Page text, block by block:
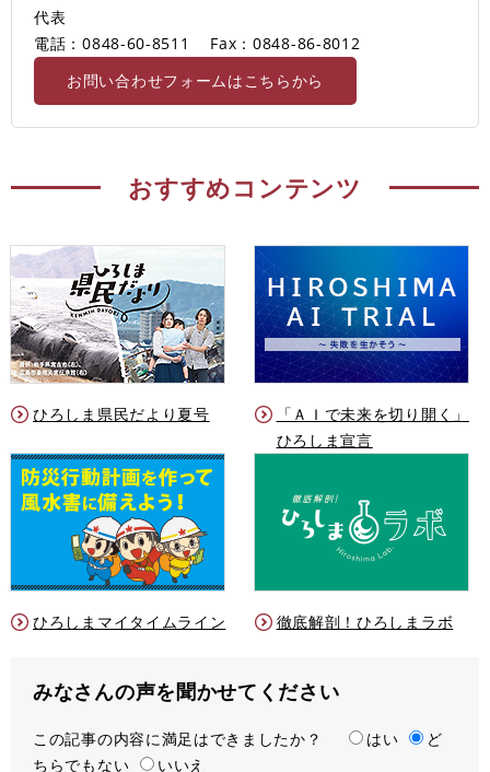
代表
電話：0848-60-8511
Fax：0848-86-8012
お問い合わせフォームはこちらから
おすすめコンテンツ
ひろしま県民だより夏号
「ＡＩで未来を切り開く」
ひろしま宣言
ひろしまマイタイムライン 徹底解剖！ひろしまラボ
みなさんの声を聞かせてください
満
足
この記事の内容に満足はできましたか？ はい
ど
ちらでもない
いいえ